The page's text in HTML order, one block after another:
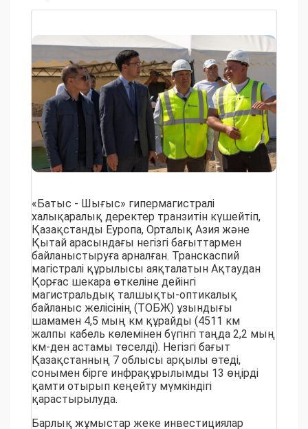
«Батыс - Шығыс» гипермагистралі
халықаралық деректер транзитін күшейтіп,
Қазақстанды Еуропа, Орталық Азия және
Қытай арасындағы негізгі бағыттармен
байланыстыруға арналған. Транскаспий
магістралі құрылысы аяқталатын Ақтаудан
Қорғас шекара өткеліне дейінгі
магистральдық талшықты-оптикалық
байланыс желісінің (ТОБЖ) ұзындығы
шамамен 4,5 мың км құрайды (4511 км
жалпы кабель көлемінен бүгінгі таңда 2,2 мың
км-ден астамы төселді). Негізгі бағыт
Қазақстанның 7 облысы арқылы өтеді,
сонымен бірге инфрақұрылымды 13 өңірді
қамти отырып кеңейту мүмкіндігі
қарастырылуда.
Барлық жұмыстар жеке инвестициялар